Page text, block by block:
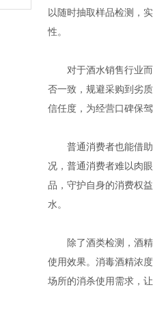
以随时抽取样品检测，
性。
对于酒水销售行业而
否一致，规避采购到劣
信任度，为经营口碑保
普通消费者也能借助
况，普通消费者难以肉
品，守护自身的消费权
水。
除了酒类检测，酒精
使用效果。消毒酒精浓
场所的消杀使用需求，